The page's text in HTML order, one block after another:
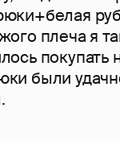
плеча я
покупать
были